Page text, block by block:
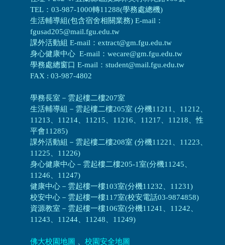
TEL：03-987-1000轉11288(學務處總機)
生活輔導組(包含宿舍相關業務) E-mail：
fgusad205@mail.fgu.edu.tw
課外活動組 E-mail：extract@gm.fgu.edu.tw
身心健康中心 E-mail：wecare@gm.fgu.edu.tw
學務處總窗口 E-mail：student@mail.fgu.edu.tw
FAX : 03-987-4802
學務長室－雲起樓二樓207室
生活輔導組 － 雲起樓二樓205室 (分機11211、11212、
11213、11214、11215、11216、11217、11218、性
平會11285)
課外活動組 － 雲起樓二樓208室 (分機11221、11223、
11225、11226)
身心健康中心 － 雲起樓二樓205-1室(分機11245、
11246、11247)
健康中心－ 雲起樓一樓103室(分機11232、11231)
校安中心－ 雲起樓一樓117室(校安電話03-9874858)
資源教室 － 雲起樓一樓106室(分機11241、11242、
11243、11244、11248、11249)
佛大校園地圖 校園安全地圖